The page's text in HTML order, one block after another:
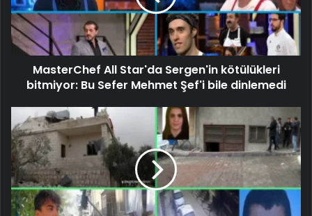
MasterChef All Star'da Sergen'in kötülükleri
bitmiyor: Bu Sefer Mehmet Şef'i bile dinlemedi